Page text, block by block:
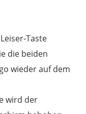
Taste
die beiden
wieder auf dem
wird der